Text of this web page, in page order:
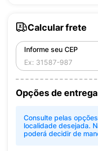
Calcular frete
Informe seu CEP
Opções de entrega
Consulte pelas
localidade desejada.
poderá decidir de